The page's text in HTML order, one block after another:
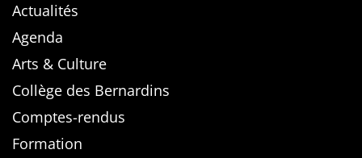
Actualités
Agenda
Arts & Culture
Collège des Bernardins
Comptes-rendus
Formation